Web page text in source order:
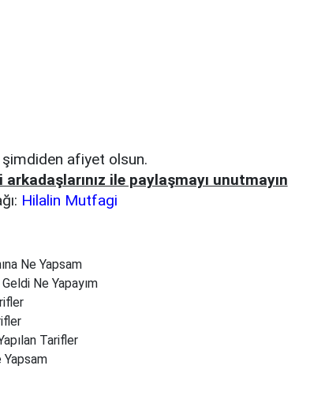
şimdiden afiyet olsun.
ile paylaşmayı unutmayın
Hilalin Mutfagi
Ne Yapsam
Ne Yapayım
Tarifler
Yapsam